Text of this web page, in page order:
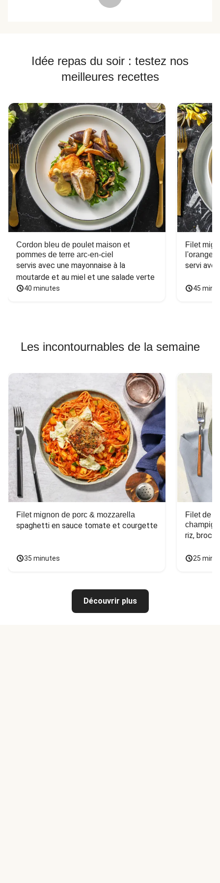
Idée repas du soir : testez nos
meilleures recettes
Cordon bleu de poulet maison et
pommes de terre arc-en-ciel
servis avec une mayonnaise à la
moutarde et au miel et une salade verte
40 minutes
Filet
l'orange
servi
45
Les incontournables de la semaine
Filet mignon de porc & mozzarella
spaghetti en sauce tomate et courgette
35 minutes
Filet de
riz,
25
Découvrir plus